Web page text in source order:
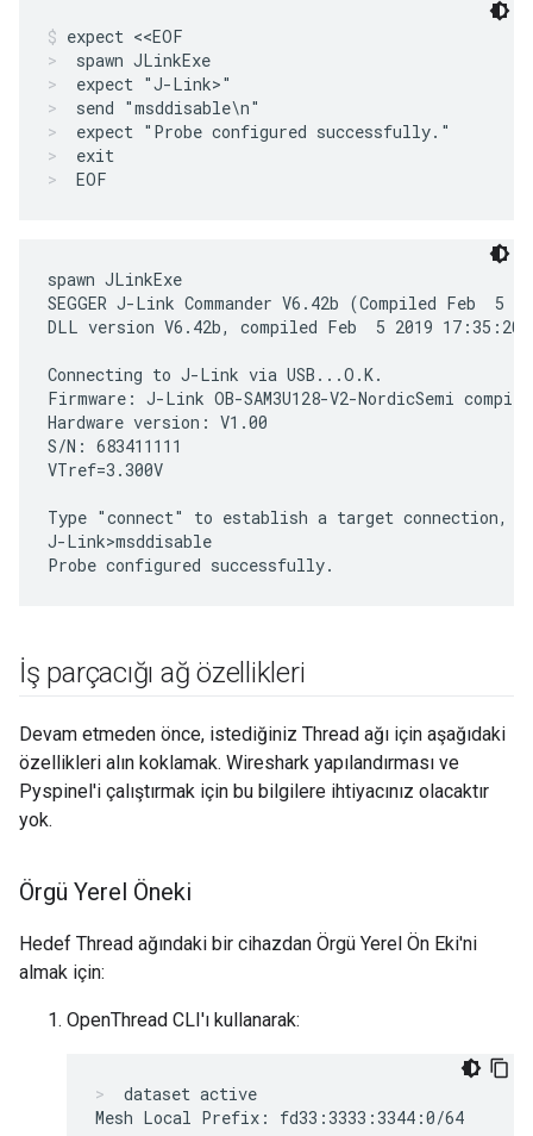
expect <<EOF
spawn JLinkExe
expect "J-Link>"
send "msddisable\n"
expect "Probe configured successfully."
exit
EOF
spawn JLinkExe
SEGGER J-Link Commander V6.42b (Compiled Feb  5
DLL version V6.42b, compiled Feb  5 2019 17:35:20
Connecting to J-Link via USB...O.K.
Firmware: J-Link OB-SAM3U128-V2-NordicSemi
Hardware version: V1.00
S/N: 683411111
VTref=3.300V
Type "connect" to establish a target connection,
J-Link>msddisable
İş parçacığı ağ özellikleri
Devam etmeden önce, istediğiniz Thread ağı için aşağıdaki
özellikleri alın koklamak. Wireshark yapılandırması ve
Pyspinel'i çalıştırmak için bu bilgilere ihtiyacınız olacaktır
yok.
Örgü Yerel Öneki
Hedef Thread ağındaki bir cihazdan Örgü Yerel Ön Eki'ni
almak için:
OpenThread CLI'ı kullanarak:
dataset active